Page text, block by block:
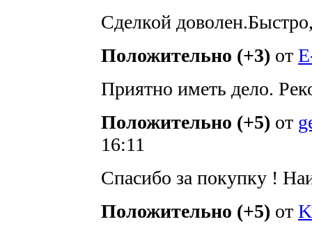
Сделкой
Положительно (+3) от
Приятно иметь дело.
Положительно (+5) от
16:11
Спасибо за покупку !
Положительно (+5) от